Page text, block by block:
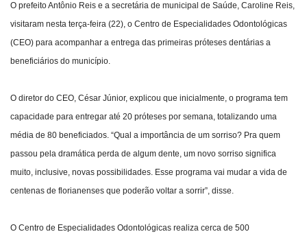
O prefeito Antônio Reis e a secretária de municipal de Saúde, Caroline Reis,
visitaram nesta terça-feira (22), o Centro de Especialidades Odontológicas
(CEO) para acompanhar a entrega das primeiras próteses dentárias a
beneficiários do município.
O diretor do CEO, César Júnior, explicou que inicialmente, o programa tem
capacidade para entregar até 20 próteses por semana, totalizando uma
média de 80 beneficiados. “Qual a importância de um sorriso? Pra quem
passou pela dramática perda de algum dente, um novo sorriso significa
muito, inclusive, novas possibilidades. Esse programa vai mudar a vida de
centenas de florianenses que poderão voltar a sorrir”, disse.
O Centro de Especialidades Odontológicas realiza cerca de 500